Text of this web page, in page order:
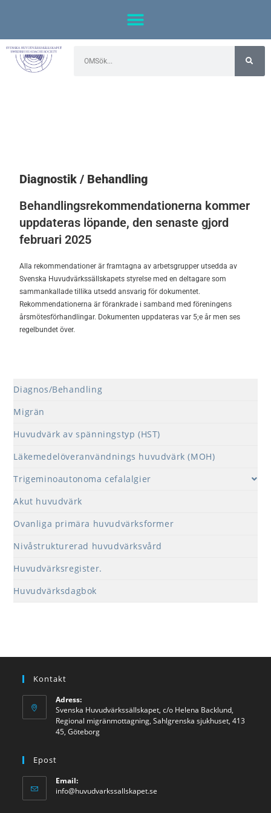
Diagnostik / Behandling
Behandlingsrekommendationerna kommer
uppdateras löpande, den senaste gjord
februari 2025
Alla rekommendationer är framtagna av arbetsgrupper utsedda av
Svenska Huvudvärkssällskapets styrelse med en deltagare som
sammankallade tillika utsedd ansvarig för dokumentet.
Rekommendationerna är förankrade i samband med föreningens
årsmötesförhandlingar. Dokumenten uppdateras var 5;e år men ses
regelbundet över.
Diagnos/Behandling
Migrän
Huvudvärk av spänningstyp (HST)
Läkemedelöveranvändnings huvudvärk (MOH)
Trigeminoautonoma cefalalgier
Akut huvudvärk
Ovanliga primära huvudvärksformer
Nivåstrukturerad huvudvärksvård
Huvudvärksregister.
Huvudvärksdagbok
Kontakt
Adress:
Svenska Huvudvärkssällskapet, c/o Helena Backlund,
Regional migränmottagning, Sahlgrenska sjukhuset, 413
45, Göteborg
Epost
Email:
info@huvudvarkssallskapet.se